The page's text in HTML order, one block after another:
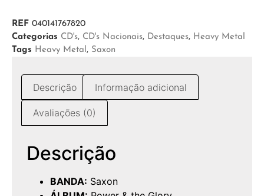
REF 040141767820
Categorias CD's, CD's Nacionais, Destaques, Heavy Metal
Tags Heavy Metal , Saxon
Descrição Informação adicional
Avaliações (0)
Descrição
BANDA: Saxon